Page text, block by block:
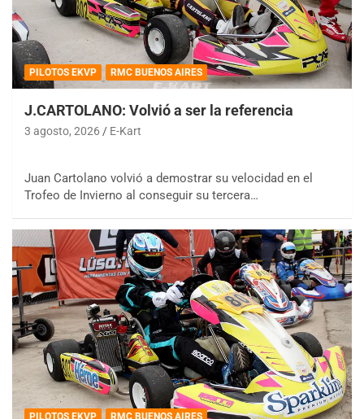
PILOTOS EKVP RMC BUENOS AIRES
J.CARTOLANO: Volvió a ser la referencia
3 agosto, 2026 E-Kart
Juan Cartolano volvió a demostrar su velocidad en el
Trofeo de Invierno al conseguir su tercera…